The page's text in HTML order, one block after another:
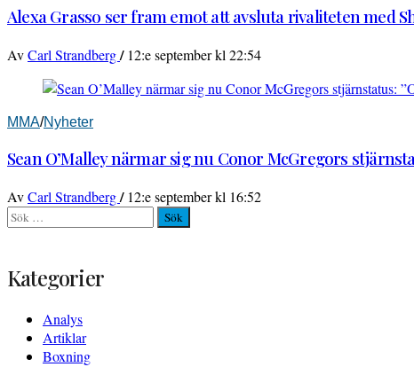
Alexa Grasso ser fram emot att avsluta rivaliteten med
AvCarl Strandberg/ 12:e september kl 22:54
MMA/Nyheter
Sean O’Malley närmar sig nu Conor McGregors
AvCarl Strandberg/ 12:e september kl 16:52
Sök
efter:
Kategorier
Analys
Artiklar
Boxning